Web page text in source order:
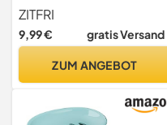
selbstklebend, Seifenkorb
Seifenschale
Wandmontage für
Wand Montage 3M
Badezimmer Küche Balkon
ZITFRI
9,99 € gratis Versand
ZUM ANGEBOT